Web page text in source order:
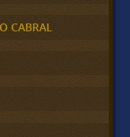
CABRAL